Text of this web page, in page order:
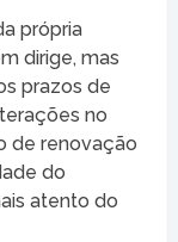
própria
dirige, mas
prazos de
no
de renovação
do
atento do